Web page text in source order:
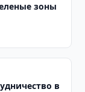
зоны
в